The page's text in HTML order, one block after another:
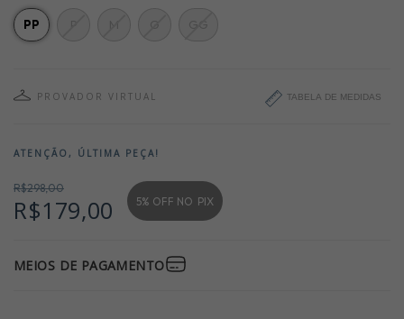
PP
PROVADOR VIRTUAL TABELA DE MEDIDAS
ATENÇÃO, ÚLTIMA PEÇA!
R$298,00
R$179,00 5% OFF NO PIX
MEIOS DE PAGAMENTO